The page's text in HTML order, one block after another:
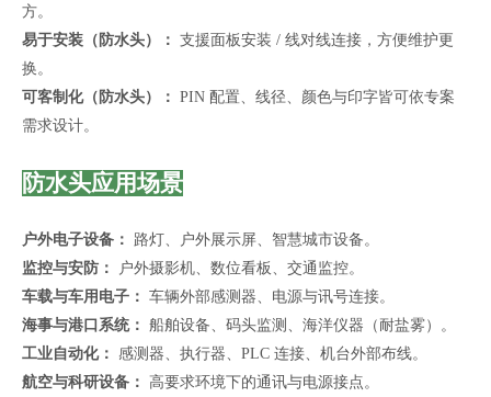
方。
易于安装（防水头）： 支援面板安装 / 线对线连接，方便维护更
换。
可客制化（防水头）： PIN 配置、线径、颜色与印字皆可依专案
需求设计。
防水头应用场景
户外电子设备：
路灯、户外展示屏、智慧城市设备。
监控与安防：
户外摄影机、数位看板、交通监控。
车载与车用电子： 车辆外部感测器、电源与讯号连接。
海事与港口系统： 船舶设备、码头监测、海洋仪器（耐盐雾）。
工业自动化：
感测器、执行器、PLC 连接、机台外部布线。
航空与科研设备：
高要求环境下的通讯与电源接点。